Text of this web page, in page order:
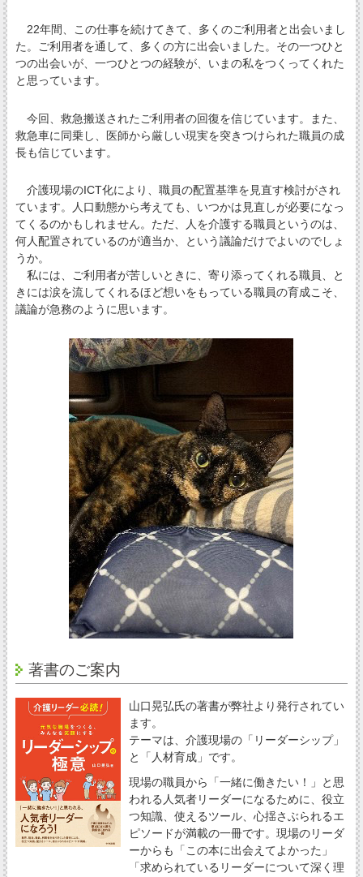
22年間、この仕事を続けてきて、多くのご利用者と出会いまし
た。ご利用者を通して、多くの方に出会いました。その一つひと
つの出会いが、一つひとつの経験が、いまの私をつくってくれた
と思っています。
今回、救急搬送されたご利用者の回復を信じています。また、
救急車に同乗し、医師から厳しい現実を突きつけられた職員の成
長も信じています。
介護現場のICT化により、職員の配置基準を見直す検討がされ
ています。人口動態から考えても、いつかは見直しが必要になっ
てくるのかもしれません。ただ、人を介護する職員というのは、
何人配置されているのが適当か、という議論だけでよいのでしょ
うか。
私には、ご利用者が苦しいときに、寄り添ってくれる職員、と
きには涙を流してくれるほど想いをもっている職員の育成こそ、
議論が急務のように思います。
著書のご案内
山口晃弘氏の著書が弊社より発行されてい
ます。
テーマは、介護現場の「リーダーシップ」
と「人材育成」です。
現場の職員から「一緒に働きたい！」と思
われる人気者リーダーになるために、役立
つ知識、使えるツール、心揺さぶられるエ
ピソードが満載の一冊です。現場のリーダ
ーからも「この本に出会えてよかった」
「求められているリーダーについて深く理